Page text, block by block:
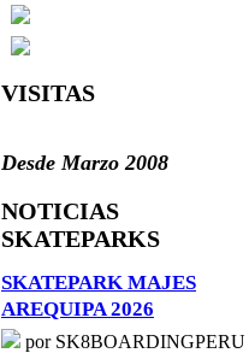
VISITAS
Desde Marzo 2008
NOTICIAS
SKATEPARKS
SKATEPARK MAJES
AREQUIPA 2026
por SK8BOARDINGPERU